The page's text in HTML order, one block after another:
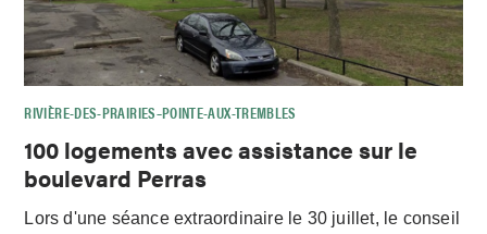
RIVIÈRE-DES-PRAIRIES–POINTE-AUX-TREMBLES
100 logements avec assistance sur le
boulevard Perras
Lors d'une séance extraordinaire le 30 juillet, le conseil